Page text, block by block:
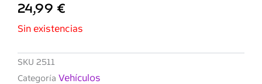
24,99 €
Sin existencias
SKU 2511
Categoría Vehículos